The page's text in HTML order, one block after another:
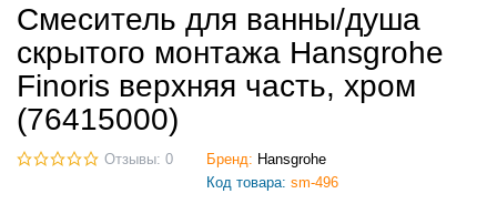
Смеситель для ванны/душа
скрытого монтажа Hansgrohe
Finoris верхняя часть, хром
(76415000)
Отзывы: 0 Бренд: Hansgrohe
Код товара: sm-496